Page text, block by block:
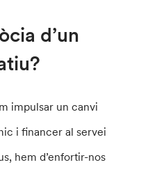
d’un
impulsar un canvi
i financer al servei
hem d’enfortir-nos